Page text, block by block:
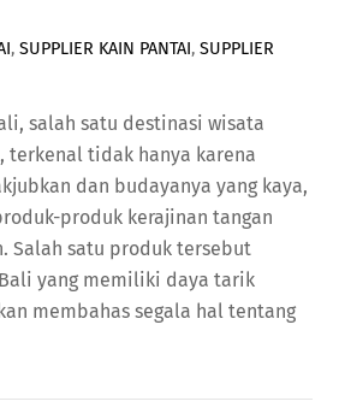
,SUPPLIER KAIN PANTAI,SUPPLIER
salah satu destinasi wisata
tidak hanya karena
dan budayanya yang kaya,
produk kerajinan tangan
Salah satu produk tersebut
yang memiliki daya tarik
membahas segala hal tentang